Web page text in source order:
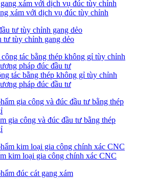
xám với dịch vụ đúc tùy chỉnh
tư tùy chỉnh gang dẻo
tác bằng thép không gỉ tùy chỉnh
pháp đúc đầu tư
gia công và đúc đầu tư bằng thép
kim loại gia công chính xác CNC